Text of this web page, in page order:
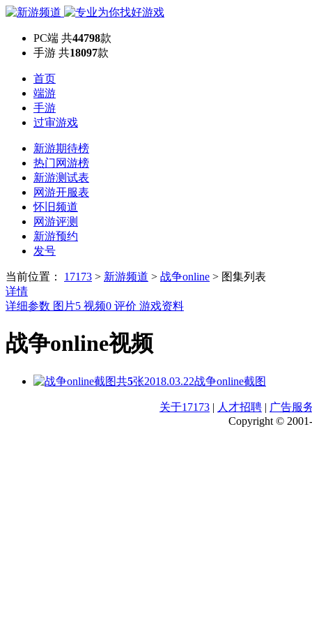
PC端 共44798款
手游 共18097款
首页
端游
手游
过审游戏
新游期待榜
热门网游榜
新游测试表
网游开服表
怀旧频道
网游评测
新游预约
发号
当前位置： 17173 > 新游频道 > 战争online > 图集列表
详情
详细参数 图片5 视频0 评价 游戏资料
战争online视频
共5张2018.03.22战争online截图
关于17173 | 人才招聘 | 广告服
Copyright ©